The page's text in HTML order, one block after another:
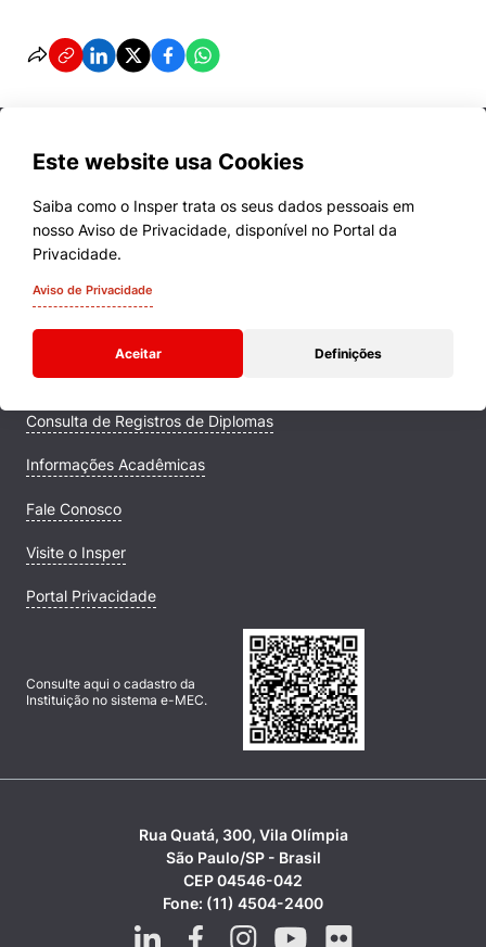
Este website usa Cookies
Saiba como o Insper trata os seus dados pessoais em
nosso Aviso de Privacidade, disponível no Portal da
Privacidade.
Aviso de Privacidade
Aceitar Definições
Cursos
Quem Somos
Comunidade Transforme
Campus
Consulta de Registros de Diplomas
Informações Acadêmicas
Fale Conosco
Visite o Insper
Portal Privacidade
Consulte aqui o cadastro da
Instituição no sistema e-MEC.
Rua Quatá, 300, Vila Olímpia
São Paulo/SP - Brasil
CEP 04546-042
Fone: (11) 4504-2400